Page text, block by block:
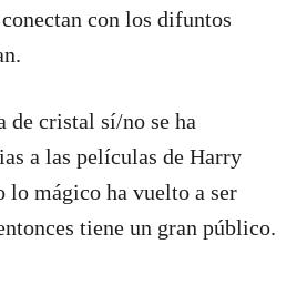
con los difuntos
de cristal sí/no se ha
a las películas de Harry
lo mágico ha vuelto a ser
tiene un gran público.